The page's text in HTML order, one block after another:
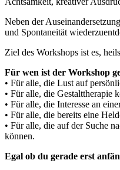
Neben der
und Spontaneität
Ziel des Workshops ist es,
Für wen ist der Workshop
• Für alle, die Lust auf
• Für alle, die Gestalttherapie
• Für alle, die Interesse an
• Für alle, die bereits eine
• Für alle, die auf der Suche
können.
Egal ob du gerade erst